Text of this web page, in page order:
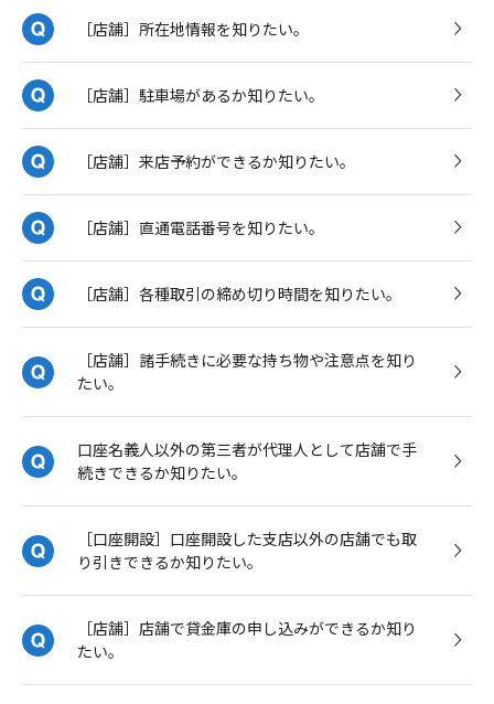
［店舗］所在地情報を知りたい。
［店舗］駐車場があるか知りたい。
［店舗］来店予約ができるか知りたい。
［店舗］直通電話番号を知りたい。
［店舗］各種取引の締め切り時間を知りたい。
［店舗］諸手続きに必要な持ち物や注意点を知り
たい。
口座名義人以外の第三者が代理人として店舗で手
続きできるか知りたい。
［口座開設］口座開設した支店以外の店舗でも取
り引きできるか知りたい。
［店舗］店舗で貸金庫の申し込みができるか知り
たい。